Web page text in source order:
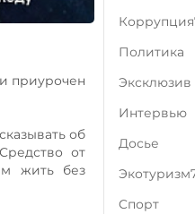
приурочен
об
от
жить без
Политика
Эксклюзив
Интервью
Досье
Cпорт